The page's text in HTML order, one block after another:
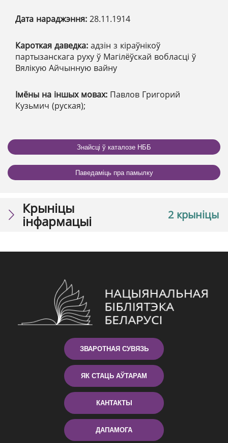
Дата нараджэння: 28.11.1914
Кароткая даведка: адзін з кіраўнікоў
партызанскага руху ў Магілёўскай вобласці ў
Вялікую Айчынную вайну
Імёны на іншых мовах: Павлов Григорий
Кузьмич (руская);
Знайсці ў каталозе НББ
Паведаміць пра памылку
2 крыніцы
Крыніцы
інфармацыі
ЗВАРОТНАЯ СУВЯЗЬ
ЯК СТАЦЬ АЎТАРАМ
КАНТАКТЫ
ДАПАМОГА